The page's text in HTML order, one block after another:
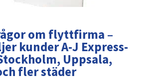
om flyttfirma –
kunder A-J Express-
Uppsala,
fler städer